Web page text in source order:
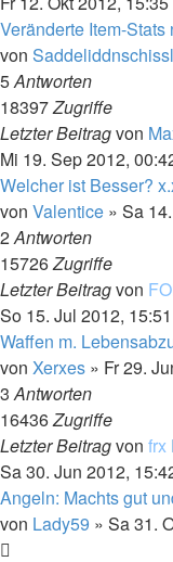
Veränderte Item-
von Saddeliddnschissl
5Antworten
18397Zugriffe
Letzter Beitragvon
Mi 19. Sep 2012,
Welcher ist Besser?
von Valentice » Sa
2Antworten
15726Zugriffe
Letzter Beitragvon
So 15. Jul 2012, 15:51
Waffen m.
von Xerxes » Fr 29.
3Antworten
16436Zugriffe
Letzter Beitragvon frx
Sa 30. Jun 2012,
Angeln: Machts gut
von Lady59 » Sa 31.